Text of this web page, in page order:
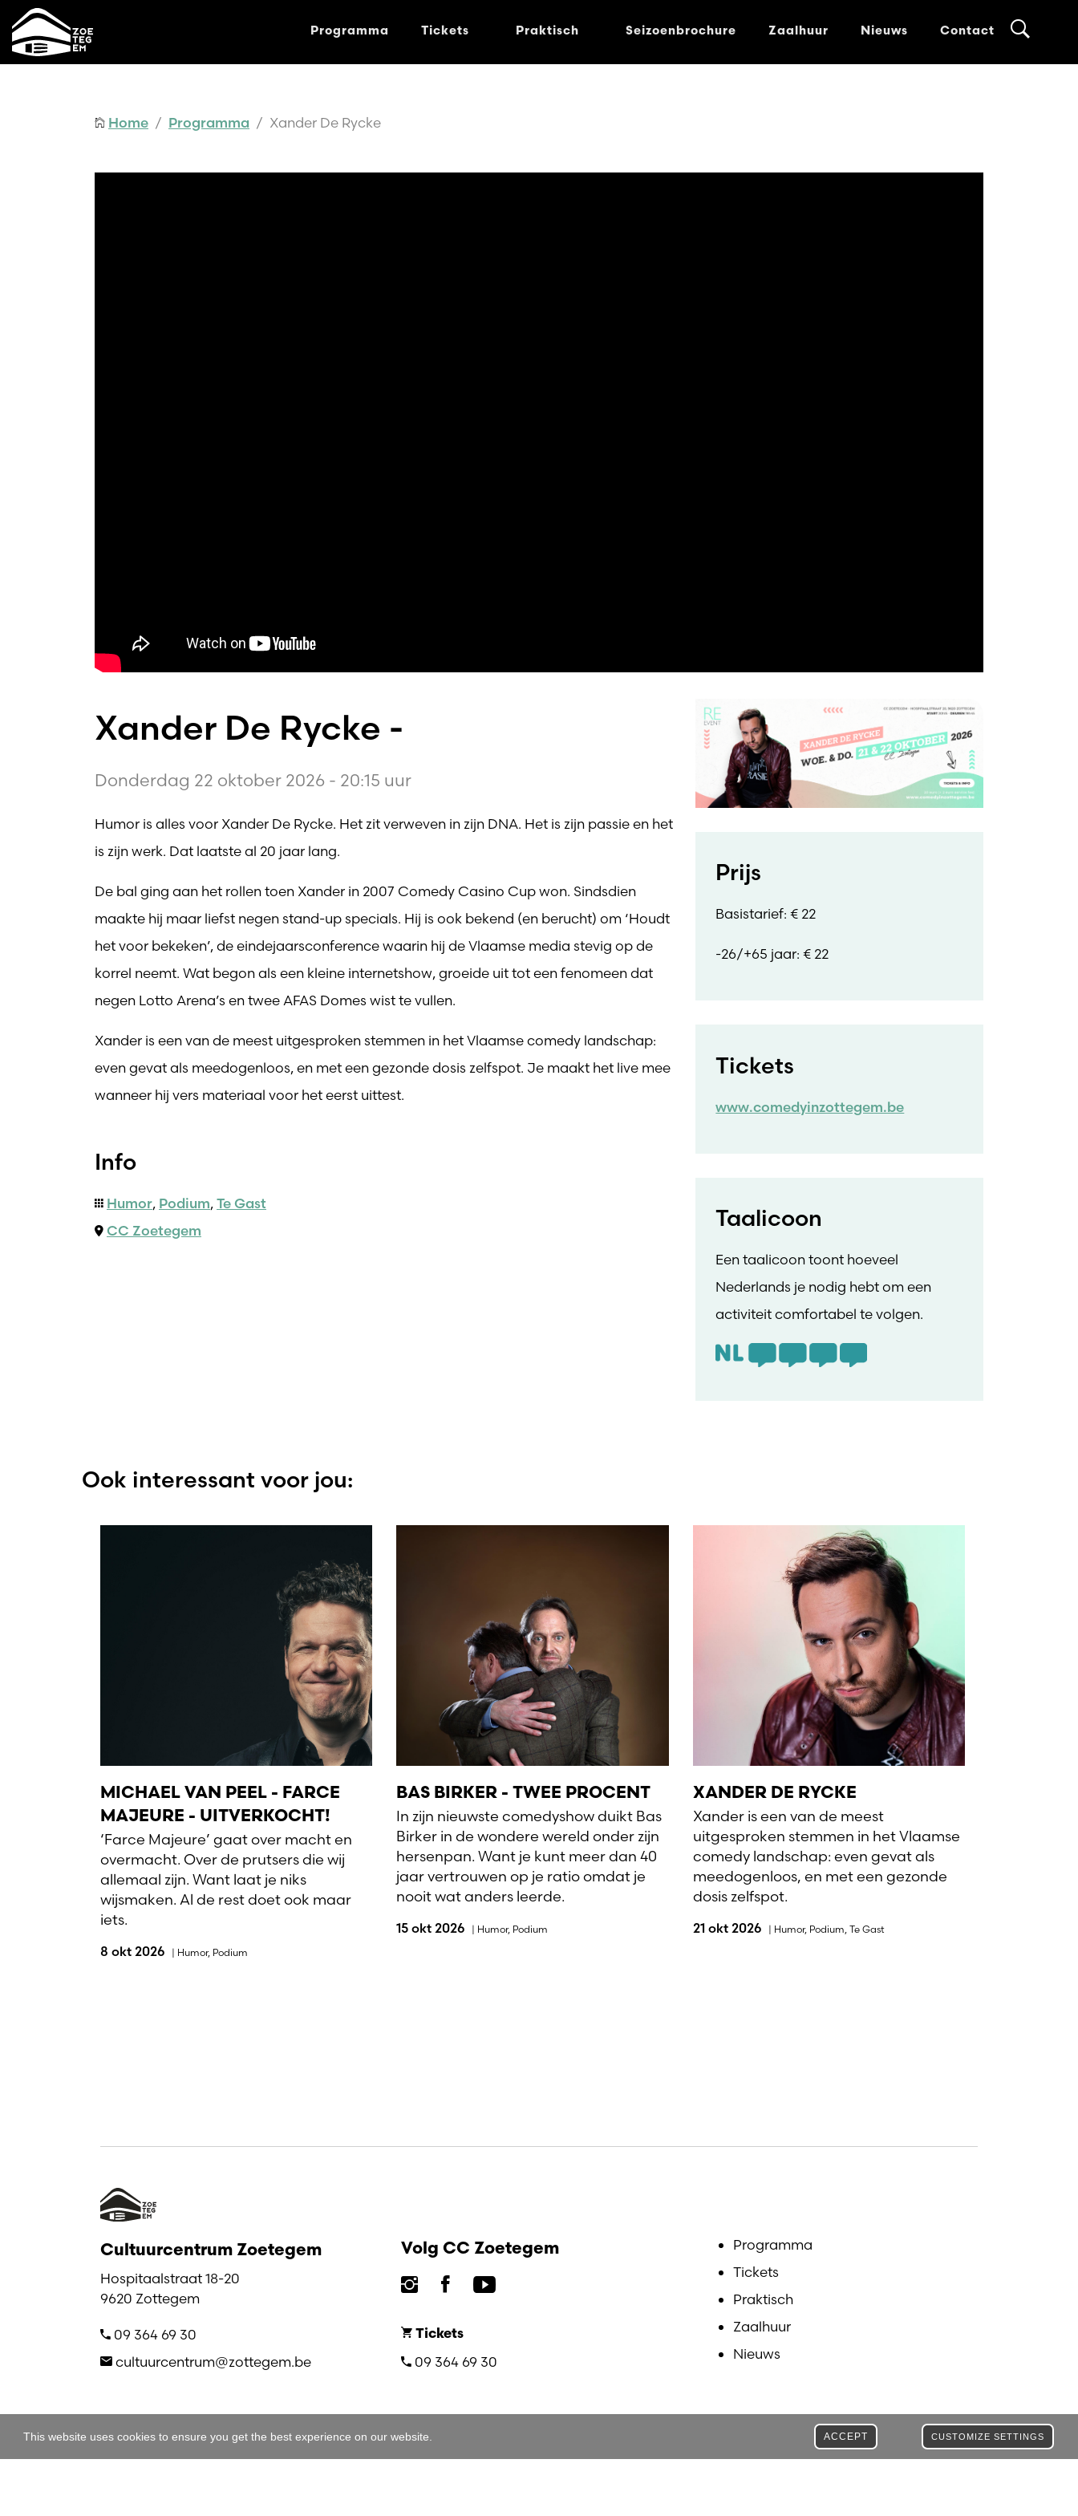
This website uses cookies to ensure you get the best experience on our website. CUSTOMIZE SETTINGS
ACCEPT
Programma Tickets Praktisch Seizoenbrochure Zaalhuur Nieuws Contact
Home / Programma / Xander De Rycke
Xander De Rycke -
Donderdag 22 oktober 2026 - 20:15 uur
Humor is alles voor Xander De Rycke. Het zit verweven in zijn DNA. Het is zijn passie en het
is zijn werk. Dat laatste al 20 jaar lang.
De bal ging aan het rollen toen Xander in 2007 Comedy Casino Cup won. Sindsdien
maakte hij maar liefst negen stand-up specials. Hij is ook bekend (en berucht) om ‘Houdt
het voor bekeken’, de eindejaarsconference waarin hij de Vlaamse media stevig op de
korrel neemt. Wat begon als een kleine internetshow, groeide uit tot een fenomeen dat
negen Lotto Arena’s en twee AFAS Domes wist te vullen.
Xander is een van de meest uitgesproken stemmen in het Vlaamse comedy landschap:
even gevat als meedogenloos, en met een gezonde dosis zelfspot. Je maakt het live mee
wanneer hij vers materiaal voor het eerst uittest.
Info
Humor, Podium,Te Gast
CC Zoetegem
Prijs
Basistarief: € 22
-26/+65 jaar: € 22
Tickets
www.comedyinzottegem.be
Taalicoon
Een taalicoon toont hoeveel
Nederlands je nodig hebt om een
activiteit comfortabel te volgen.
Ook interessant voor jou:
MICHAEL VAN PEEL - FARCE
MAJEURE - UITVERKOCHT!
‘Farce Majeure’ gaat over macht en
overmacht. Over de prutsers die wij
allemaal zijn. Want laat je niks
wijsmaken. Al de rest doet ook maar
iets.
8 okt 2026 | Humor, Podium
BAS BIRKER - TWEE PROCENT
In zijn nieuwste comedyshow duikt Bas
Birker in de wondere wereld onder zijn
hersenpan. Want je kunt meer dan 40
jaar vertrouwen op je ratio omdat je
nooit wat anders leerde.
15 okt 2026 | Humor, Podium
XANDER DE RYCKE
Xander is een van de meest
uitgesproken stemmen in het Vlaamse
comedy landschap: even gevat als
meedogenloos, en met een gezonde
dosis zelfspot.
21 okt 2026 | Humor, Podium, Te Gast
Cultuurcentrum Zoetegem
Hospitaalstraat 18-20
9620 Zottegem
09 364 69 30
cultuurcentrum@zottegem.be
Volg CC Zoetegem
Tickets
09 364 69 30
Programma
Tickets
Praktisch
Zaalhuur
Nieuws